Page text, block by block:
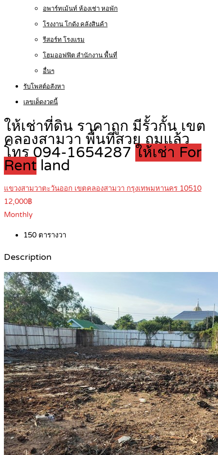
อพาร์ทเม้นท์ ห้องเช่า หอพัก
โรงงาน โกดัง คลังสินค้า
รีสอร์ท โรงแรม
โฮมออฟฟิต สำนักงาน พื้นที่
อื่นๆ
รับโพสต์อสังหา
เลขเด็ดงวดนี้
ให้เช่าที่ดิน ราคาถูก มีรั้วกั้น เขต
คลองสามวา พื้นที่สวย ถมแล้ว
โทร 094-1654287 ให้เช่า For
Rent land
แขวงสามวาตะวันออก เขตคลองสามวา กรุงเทพมหานคร 10510
12,000฿
Monthly
150 ตารางวา
Description